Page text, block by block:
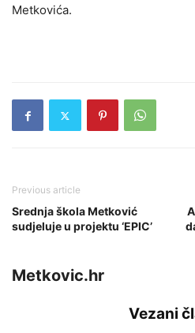
Metkovića.
Previous article
Srednja škola Metković
sudjeluje u projektu ‘EPIC’
Metkovic.hr
Vezani